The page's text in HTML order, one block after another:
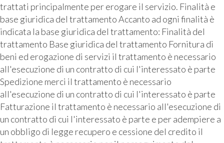
trattati principalmente per erogare il servizio. Finalità e
base giuridica del trattamento Accanto ad ogni finalità è
indicata la base giuridica del trattamento: Finalità del
trattamento Base giuridica del trattamento Fornitura di
beni ed erogazione di servizi il trattamento è necessario
all'esecuzione di un contratto di cui l'interessato è parte
Spedizione merci il trattamento è necessario
all'esecuzione di un contratto di cui l'interessato è parte
Fatturazione il trattamento è necessario all'esecuzione di
un contratto di cui l'interessato è parte e per adempiere a
un obbligo di legge recupero e cessione del credito il